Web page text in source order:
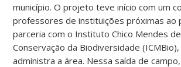
município. O projeto teve início com um
professores de instituições próximas ao
parceria com o Instituto Chico Mendes de
Conservação da Biodiversidade
administra a área. Nessa saída de